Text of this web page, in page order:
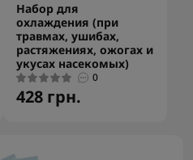
Набор для
охлаждения (при
травмах, ушибах,
растяжениях, ожогах и
укусах насекомых)
0
428 грн.